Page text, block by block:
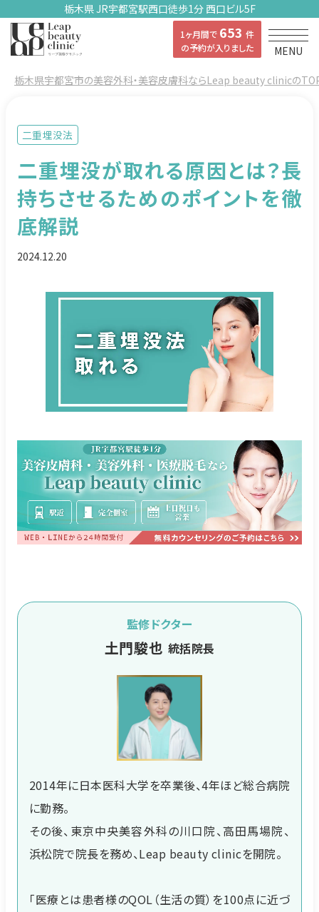
栃木県 JR宇都宮駅西口徒歩1分 西口ビル5F
1ヶ月間で 653 件
の予約が入りました
MENU
栃木県宇都宮市の美容外科・美容皮膚科ならLeap beauty clinicの
二重埋没法
二重埋没が取れる原因とは？長
持ちさせるためのポイントを徹
底解説
2024.12.20
監修ドクター
土門駿也 統括院長
2014年に日本医科大学を卒業後、4年ほど総合病院
に勤務。
その後、東京中央美容外科の川口院、高田馬場院、
浜松院で院長を務め、Leap beauty clinicを開院。
「医療とは患者様のQOL（生活の質）を100点に近づ